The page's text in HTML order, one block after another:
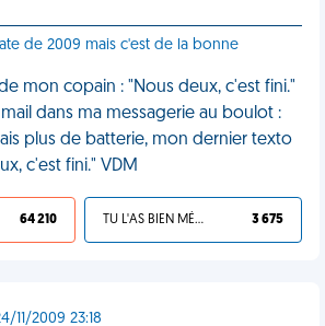
de 2009 mais c'est de la bonne
mon copain : "Nous deux, c'est fini."
dans ma messagerie au boulot :
plus de batterie, mon dernier texto
c'est fini." VDM
64 210 TU L'AS BIEN MÉRITÉ 3 675
11/2009 23:18